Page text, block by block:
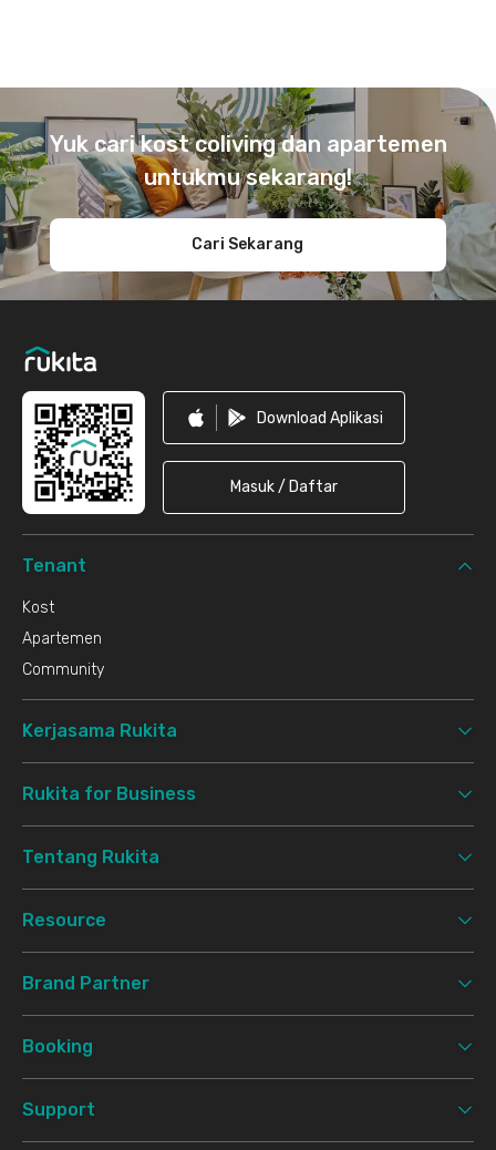
Yuk cari kost coliving dan apartemen
untukmu sekarang!
Cari Sekarang
Download Aplikasi
Masuk / Daftar
Tenant
Kost
Apartemen
Community
Kerjasama Rukita
Rukita for Business
Tentang Rukita
Resource
Brand Partner
Booking
Support